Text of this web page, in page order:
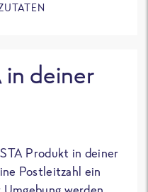
in deiner
Produkt in deiner
Postleitzahl ein